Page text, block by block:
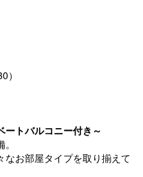
）
ートバルコニー付き～
なお部屋タイプを取り揃えて